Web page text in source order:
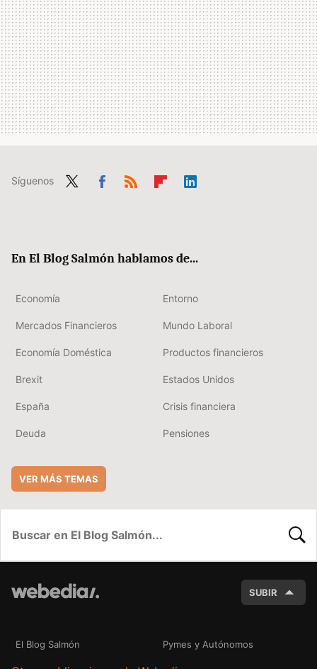
Síguenos
En El Blog Salmón hablamos de...
Economía Entorno
Mercados Financieros Mundo Laboral
Economía Doméstica Productos financieros
Brexit Estados Unidos
España Crisis financiera
Deuda Pensiones
VER MÁS TEMAS
SUBIR
El Blog Salmón Pymes y Autónomos